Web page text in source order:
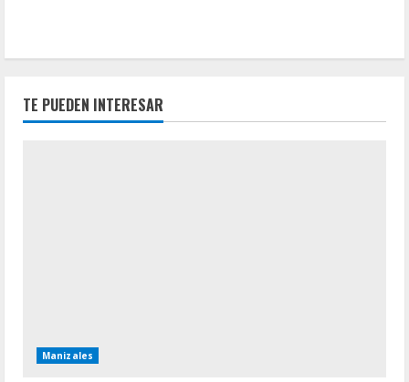
TE PUEDEN INTERESAR
Manizales